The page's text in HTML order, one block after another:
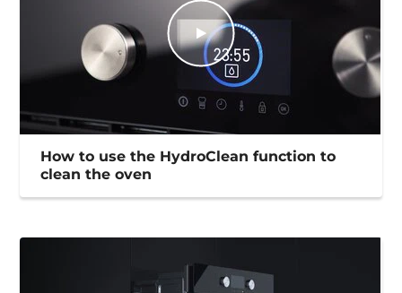
How to use the HydroClean function to
clean the oven